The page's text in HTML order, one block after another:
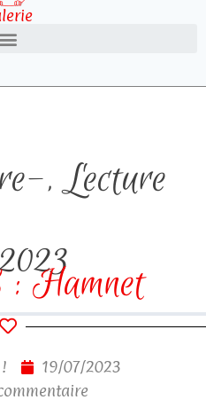
,Lecture
2023
Hamnet
19/07/2023